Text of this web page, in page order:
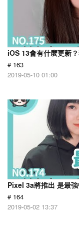
iOS 13會有什麼更新
# 163
2019-05-10 01:00
Pixel 3a將推出 是最
# 164
2019-05-02 13:37